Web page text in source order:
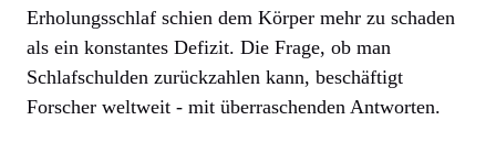
Erholungsschlaf schien dem Körper mehr zu schaden
als ein konstantes Defizit. Die Frage, ob man
Schlafschulden zurückzahlen kann, beschäftigt
Forscher weltweit - mit überraschenden Antworten.